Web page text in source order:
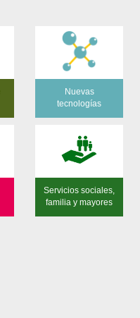
Nuevas
tecnologías
Servicios sociales,
familia y mayores